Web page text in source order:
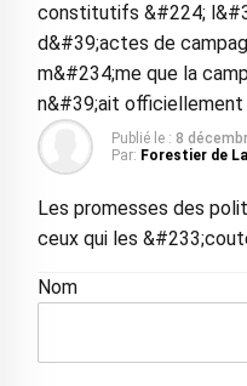
constitutifs &#224;
d&#39;actes de
m&#234;me que la
n&#39;ait
Publié le : 8
Par: Forestier de
Les promesses des
ceux qui les
Nom